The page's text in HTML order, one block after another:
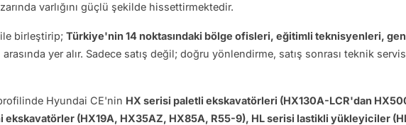
varlığını güçlü şekilde hissettirmektedir.
birleştirip; Türkiye'nin 14 noktasındaki bölge ofisleri, eğitimli teknisyenleri,
yer alır. Sadece satış değil; doğru yönlendirme, satış sonrası teknik
Hyundai CE'nin HX serisi paletli ekskavatörleri (HX130A-LCR'dan
ekskavatörler (HX19A, HX35AZ, HX85A, R55-9), HL serisi lastikli yükleyiciler